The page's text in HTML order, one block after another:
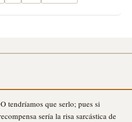
tendríamos que serlo; pues si
sería la risa sarcástica de